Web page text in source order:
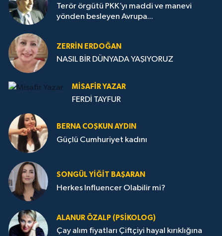
Terör örgütü PKK’yı maddi ve manevi
yönden besleyen Avrupa...
ZERRIN ERDOĞAN
NASIL BİR DÜNYADA YAŞIYORUZ
MISAFIR YAZAR
FERDİ TAYFUR
BERNA COŞKUN AYDIN
Güçlü Cumhuriyet kadını
SONGÜL YIĞIT BAŞARAN
Herkes Influencer Olabilir mi?
ALANUR ÖZALP (PSIKOLOG)
Çay alım fiyatları Çiftçiyi hayal kırıklığına